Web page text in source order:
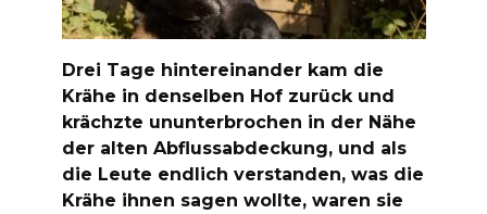
Drei Tage hintereinander kam die
Krähe in denselben Hof zurück und
krächzte ununterbrochen in der Nähe
der alten Abflussabdeckung, und als
die Leute endlich verstanden, was die
Krähe ihnen sagen wollte, waren sie